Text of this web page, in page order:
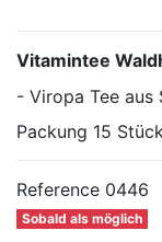
Vitamintee
- Viropa Tee aus
Packung 15
Reference 0446
Sobald als möglich